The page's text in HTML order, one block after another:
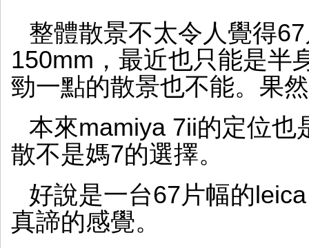
整體散景不太令人覺得
150mm，最近也只能是半
勁一點的散景也不能。果
本來mamiya 7ii的定位也
散不是媽7的選擇。
好說是一台67片幅的
真諦的感覺。